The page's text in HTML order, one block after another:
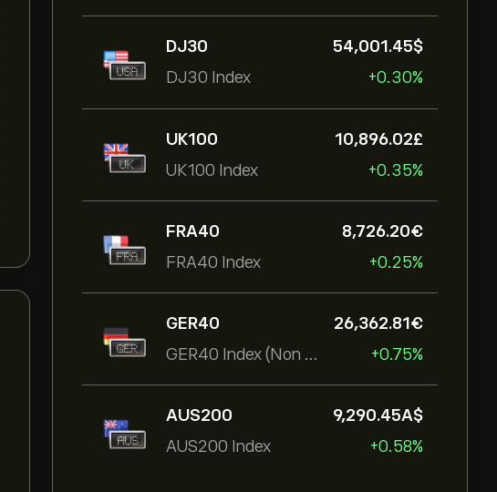
DJ30
DJ30 Index
54,001.45‎$‎
+0.30%
UK100
UK100 Index
10,896.02‎£‎
+0.35%
FRA40
FRA40 Index
8,726.20‎€‎
+0.25%
GER40
GER40 Index (Non Expiry)
26,362.81‎€‎
+0.75%
AUS200
AUS200 Index
9,290.45‎A$‎
+0.58%